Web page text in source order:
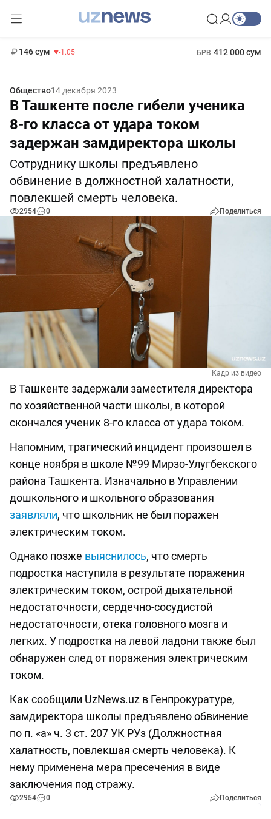
146 сум -1.05 БРВ 412 000 сум
Общество14 декабря 2023
В Ташкенте после гибели ученика
8-го класса от удара током
задержан замдиректора школы
Сотруднику школы предъявлено
обвинение в должностной халатности,
повлекшей смерть человека.
2954 0 Поделиться
Кадр из видео
В Ташкенте задержали заместителя директора
по хозяйственной части школы, в которой
скончался ученик 8-го класса от удара током.
Напомним, трагический инцидент произошел в
конце ноября в школе №99 Мирзо-Улугбекского
района Ташкента. Изначально в Управлении
дошкольного и школьного образования
заявляли, что школьник не был поражен
электрическим током.
Однако позже выяснилось, что смерть
подростка наступила в результате поражения
электрическим током, острой дыхательной
недостаточности, сердечно-сосудистой
недостаточности, отека головного мозга и
легких. У подростка на левой ладони также был
обнаружен след от поражения электрическим
током.
Как сообщили UzNews.uz в Генпрокуратуре,
замдиректора школы предъявлено обвинение
по п. «а» ч. 3 ст. 207 УК РУз (Должностная
халатность, повлекшая смерть человека). К
нему применена мера пресечения в виде
заключения под стражу.
2954 0 Поделиться